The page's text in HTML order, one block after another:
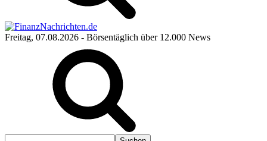
Freitag, 07.08.2026 - Börsentäglich über 12.000 News